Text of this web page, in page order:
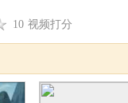
10 视频打分